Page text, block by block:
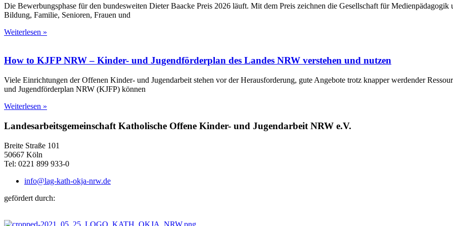
Die Bewerbungsphase für den bundesweiten Dieter Baacke Preis 2026 läuft. Mit dem Preis zeichnen die Gesellschaft für
Bildung, Familie, Senioren, Frauen und
Weiterlesen »
How to KJFP NRW – Kinder- und Jugendförderplan des Landes NRW verstehen und nutzen
Viele Einrichtungen der Offenen Kinder- und Jugendarbeit stehen vor der Herausforderung, gute Angebote trotz knapper werdender
und Jugendförderplan NRW (KJFP) können
Weiterlesen »
Landesarbeitsgemeinschaft Katholische Offene Kinder- und Jugendarbeit NRW e.V.
Breite Straße 101
50667 Köln
Tel: 0221 899 933-0
info@lag-kath-okja-nrw.de
gefördert durch: